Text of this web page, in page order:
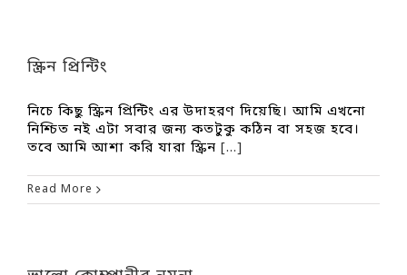
স্ক্রিন প্রিন্টিং
নিচে কিছু স্ক্রিন প্রিন্টিং এর উদাহরণ দিয়েছি। আমি এখনো
নিশ্চিত নই এটা সবার জন্য কতটুকু কঠিন বা সহজ হবে।
তবে আমি আশা করি যারা স্ক্রিন [...]
Read More